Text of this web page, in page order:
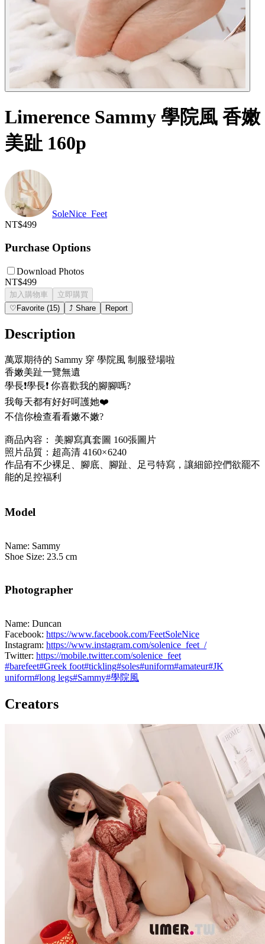
Limerence Sammy 學院風 香嫩
美趾 160p
SoleNice_Feet
NT$499
Purchase Options
Download Photos
NT$499
加入購物車
立即購買
♡ Favorite (15) ⤴ Share Report
Description
萬眾期待的 Sammy 穿 學院風 制服登場啦
香嫩美趾一覽無遺
學長❗️學長❗️ 你喜歡我的腳腳嗎?
我每天都有好好呵護她❤️
不信你檢查看看嫩不嫩?
商品內容： 美腳寫真套圖 160張圖片
照片品質：超高清 4160× 6240
作品有不少裸足、腳底、腳趾、足弓特寫，讓細節控們欲罷不
能的足控福利
Model
Name: Sammy
Shoe Size: 23.5 cm
Photographer
Name: Duncan
Facebook: https://www.facebook.com/FeetSoleNice
Instagram: https://www.instagram.com/solenice_feet_/
Twitter: https://mobile.twitter.com/solenice_feet
#barefeet#Greek foot#tickling#soles#uniform#amateur#JK
uniform#long legs#Sammy#學院風
Creators